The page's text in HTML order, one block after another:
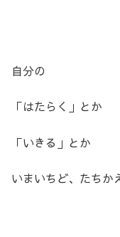
自分の
「はたらく」とか
「いきる」とか
いまいちど、たちか